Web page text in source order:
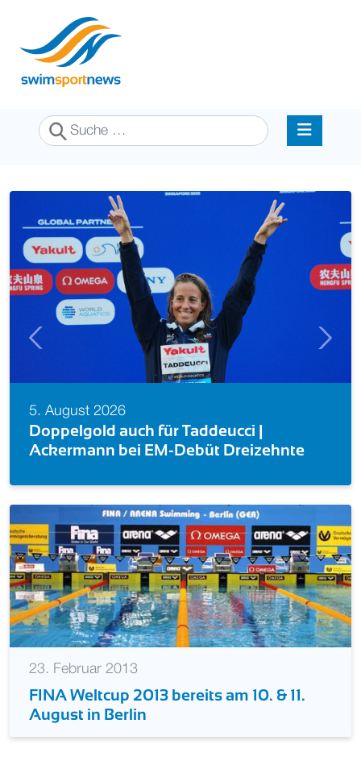
Suchen
5. August 2026
Doppelgold auch für Taddeucci |
Ackermann bei EM-Debüt Dreizehnte
Previous Next
23. Februar 2013
FINA Weltcup 2013 bereits am 10. & 11.
August in Berlin